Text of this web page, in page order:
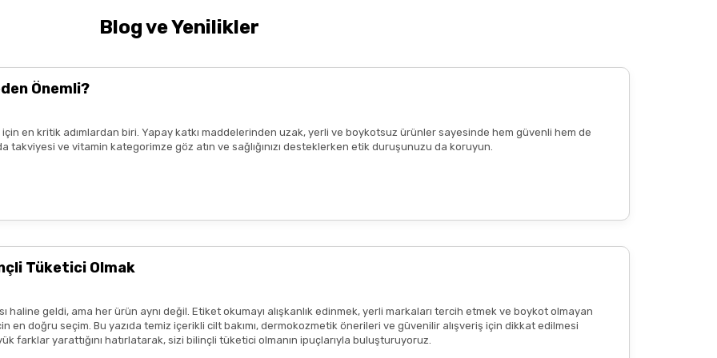
ederim boykot ürünleri
uzmanı tavsiyesiile kullanmalıdır.
en yakın sağlık kuruluşuna
ışık ve nemden uzak bir ortamda saklayınız.
tavsiyesinin yerini tutmaz.
önce ürünün küçük bir bölgede test edilmesi, olasıalerjik reaksiyonveyaciltte kızarıklıkolup olmadığının
ürün kullanımını durdurunuz ve bir uzmana başvurunuz.
uygun şekilde paylaşılmaktadır.
Blog ve Yenilikler
Önemli?
için en kritik adımlardan biri. Yapay katkı maddelerinden uzak, yerli ve boykotsuz ürünler sayesinde hem güvenli hem de
takviyesi ve vitamin kategorimze göz atın ve sağlığınızı desteklerken etik duruşunuzu da koruyun.
Tüketici Olmak
haline geldi, ama her ürün aynı değil. Etiket okumayı alışkanlık edinmek, yerli markaları tercih etmek ve boykot olmayan
en doğru seçim. Bu yazıda temiz içerikli cilt bakımı, dermokozmetik önerileri ve güvenilir alışveriş için dikkat edilmesi
farklar yarattığını hatırlatarak, sizi bilinçli tüketici olmanın ipuçlarıyla buluşturuyoruz.